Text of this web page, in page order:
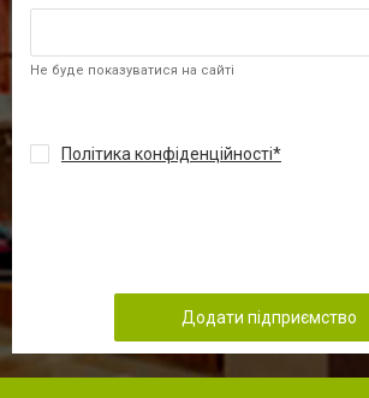
Не буде показуватися на сайті
Політика конфіденційності
Додати підприємство